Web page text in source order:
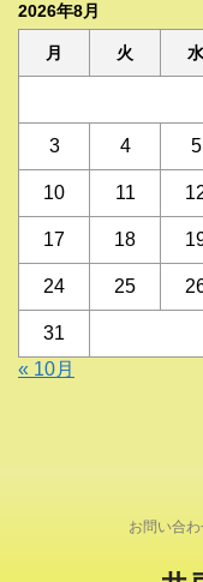
2026年8月
月 火 水
3 4 5
10 11
17 18
24 25
31
« 10月
お問い合